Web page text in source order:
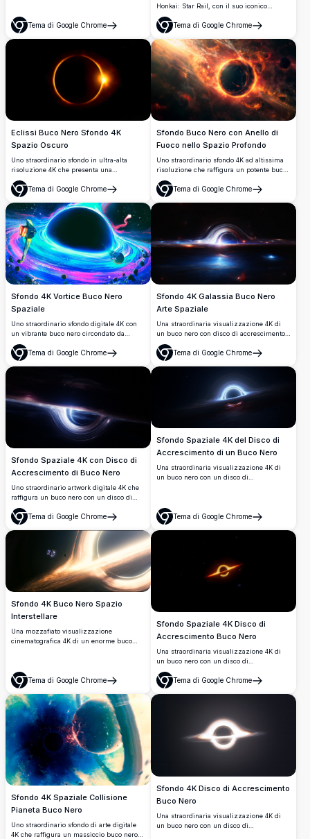
una composizione dinamica e ricca di
azione.
Tema di Google Chrome
Apri
Honkai: Star Rail, con il suo iconico
cappello da strega adornato di fiori viola,
fluenti capelli argentati e incantevoli occhi
azzurri circondati da petali in fiore.
Tema di Google Chrome
Apri
Eclissi Buco Nero Sfondo 4K
Spazio Oscuro
Uno straordinario sfondo in ultra-alta
risoluzione 4K che presenta una
drammatica eclissi solare simile a un
buco nero, con un luminoso anello d'oro
di fuoco ed effetto esplosione di diamanti
su un profondo cielo stellato notturno.
Tema di Google Chrome
Apri
Sfondo Buco Nero con Anello di
Fuoco nello Spazio Profondo
Uno straordinario sfondo 4K ad altissima
risoluzione che raffigura un potente buco
nero circondato da un ardente anello di
fuoco ed energia cosmica. Nuvole di
nebulosa vorticose e raggi di luce radiante
Tema di Google Chrome
Apri
Sfondo 4K Vortice Buco Nero
Spaziale
Uno straordinario sfondo digitale 4K con
un vibrante buco nero circondato da
vorticosi accenti neon in ciano, rosa e
viola. Un'astronave futuristica naviga il
disco di accrescimento luminoso insieme
Tema di Google Chrome
Apri
Sfondo 4K Galassia Buco Nero
Arte Spaziale
Una straordinaria visualizzazione 4K di
un buco nero con disco di accrescimento
vorticoso, vibrante luce nebulare blu e
arancione e un perfetto riflesso speculare.
Ideale come sfondo desktop per gli
Tema di Google Chrome
Apri
Sfondo Spaziale 4K con Disco di
Accrescimento di Buco Nero
Uno straordinario artwork digitale 4K che
raffigura un buco nero con un disco di
accrescimento luminoso, materia cosmica
vorticosa e drammatici raggi di luce su
uno sfondo spaziale oscuro. Perfetto per
desktop e display ad alta risoluzione.
Tema di Google Chrome
Apri
Sfondo Spaziale 4K del Disco di
Accrescimento di un Buco Nero
Una straordinaria visualizzazione 4K di
un buco nero con un disco di
su uno sfondo cosmico profondo con stelle
sparse.
Tema di Google Chrome
Apri
Sfondo 4K Buco Nero Spazio
Interstellare
Una mozzafiato visualizzazione
cinematografica 4K di un enorme buco
vicinanze, catturati in straordinari dettagli
ultra ad alta risoluzione contro il vuoto
cosmico.
Tema di Google Chrome
Apri
Sfondo Spaziale 4K Disco di
Accrescimento Buco Nero
Una straordinaria visualizzazione 4K di
un buco nero con un disco di
accrescimento luminoso, che irradia luce
arancione e dorata infuocata contro
l'infinita oscurità dello spazio. Perfetto per
Tema di Google Chrome
Apri
Sfondo 4K Spaziale Collisione
Pianeta Buco Nero
Uno straordinario sfondo di arte digitale
4K che raffigura un massiccio buco nero
Sfondo 4K Disco di Accrescimento
Buco Nero
Una straordinaria visualizzazione 4K di
un buco nero con un disco di